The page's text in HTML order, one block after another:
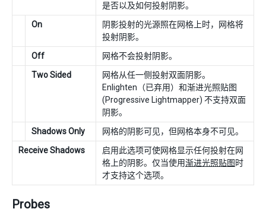
是否以及如何投射阴影。
On
阴影投射的光源照在网格上时，网格将
投射阴影。
Off
网格不会投射阴影。
Two Sided
网格从任一侧投射双面阴影。
Enlighten（已弃用）和渐进光照贴图
(Progressive Lightmapper) 不支持双面
阴影。
Shadows Only
网格的阴影可见，但网格本身不可见。
Receive Shadows
启用此选项可使网格显示任何投射在网
格上的阴影。仅当使用渐进光照贴图 时
才支持这个选项。
Probes